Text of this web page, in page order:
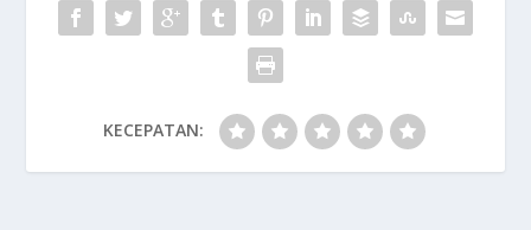
KECEPATAN: